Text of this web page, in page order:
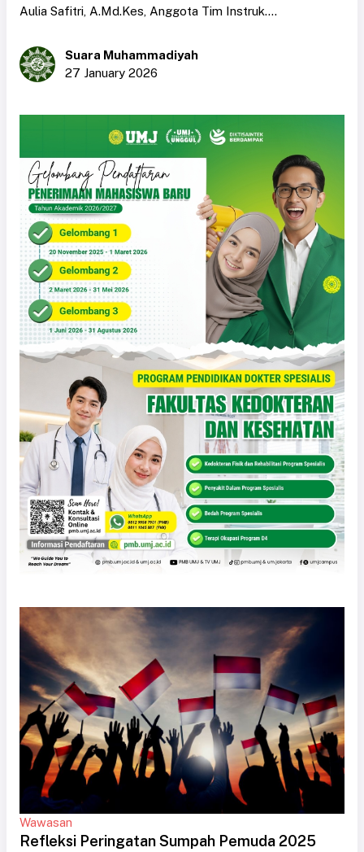
Aulia Safitri, A.Md.Kes, Anggota Tim Instruk....
Suara Muhammadiyah
27 January 2026
Wawasan
Refleksi Peringatan Sumpah Pemuda 2025